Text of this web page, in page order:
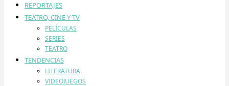
REPORTAJES
TEATRO, CINE Y TV
PELÍCULAS
SERIES
TEATRO
TENDENCIAS
LITERATURA
VIDEOJUEGOS